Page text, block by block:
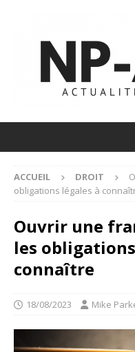
ACCUEIL DROIT
obligations légales à
Ouvrir une
les
connaître
18/08/2023 Mike